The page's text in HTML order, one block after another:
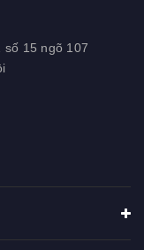
số 15 ngõ 107